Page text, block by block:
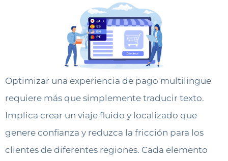
Optimizar una experiencia de pago multilingüe
requiere más que simplemente traducir texto.
Implica crear un viaje fluido y localizado que
genere confianza y reduzca la fricción para los
clientes de diferentes regiones. Cada elemento